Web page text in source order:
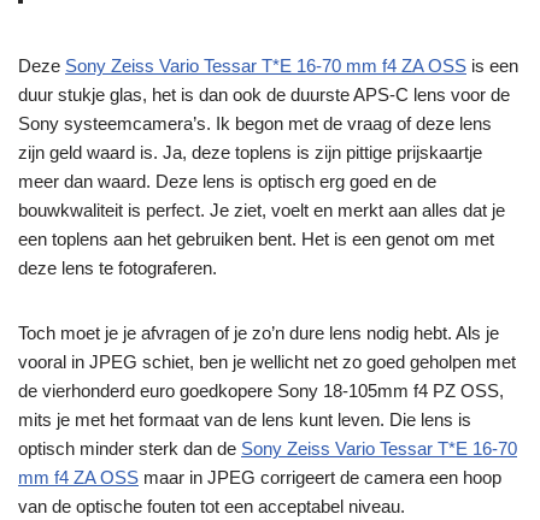
Deze Sony Zeiss Vario Tessar T*E 16-70 mm f4 ZA OSS is een
duur stukje glas, het is dan ook de duurste APS-C lens voor de
Sony systeemcamera’s. Ik begon met de vraag of deze lens
zijn geld waard is. Ja, deze toplens is zijn pittige prijskaartje
meer dan waard. Deze lens is optisch erg goed en de
bouwkwaliteit is perfect. Je ziet, voelt en merkt aan alles dat je
een toplens aan het gebruiken bent. Het is een genot om met
deze lens te fotograferen.
Toch moet je je afvragen of je zo’n dure lens nodig hebt. Als je
vooral in JPEG schiet, ben je wellicht net zo goed geholpen met
de vierhonderd euro goedkopere Sony 18-105mm f4 PZ OSS,
mits je met het formaat van de lens kunt leven. Die lens is
optisch minder sterk dan de Sony Zeiss Vario Tessar T*E 16-70
mm f4 ZA OSS maar in JPEG corrigeert de camera een hoop
van de optische fouten tot een acceptabel niveau.